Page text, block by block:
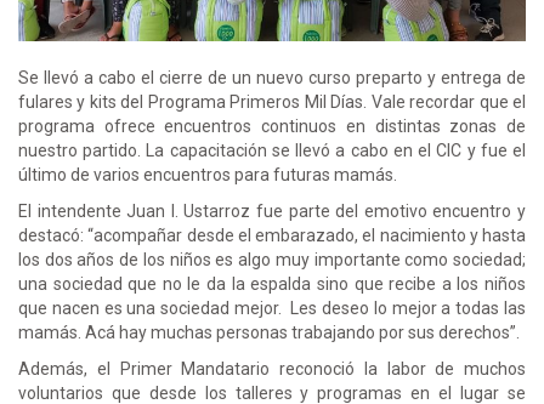
Se llevó a cabo el cierre de un nuevo curso preparto y entrega de
fulares y kits del Programa Primeros Mil Días. Vale recordar que el
programa ofrece encuentros continuos en distintas zonas de
nuestro partido. La capacitación se llevó a cabo en el CIC y fue el
último de varios encuentros para futuras mamás.
El intendente Juan I. Ustarroz fue parte del emotivo encuentro y
destacó: “acompañar desde el embarazado, el nacimiento y hasta
los dos años de los niños es algo muy importante como sociedad;
una sociedad que no le da la espalda sino que recibe a los niños
que nacen es una sociedad mejor. Les deseo lo mejor a todas las
mamás. Acá hay muchas personas trabajando por sus derechos”.
Además, el Primer Mandatario reconoció la labor de muchos
voluntarios que desde los talleres y programas en el lugar se